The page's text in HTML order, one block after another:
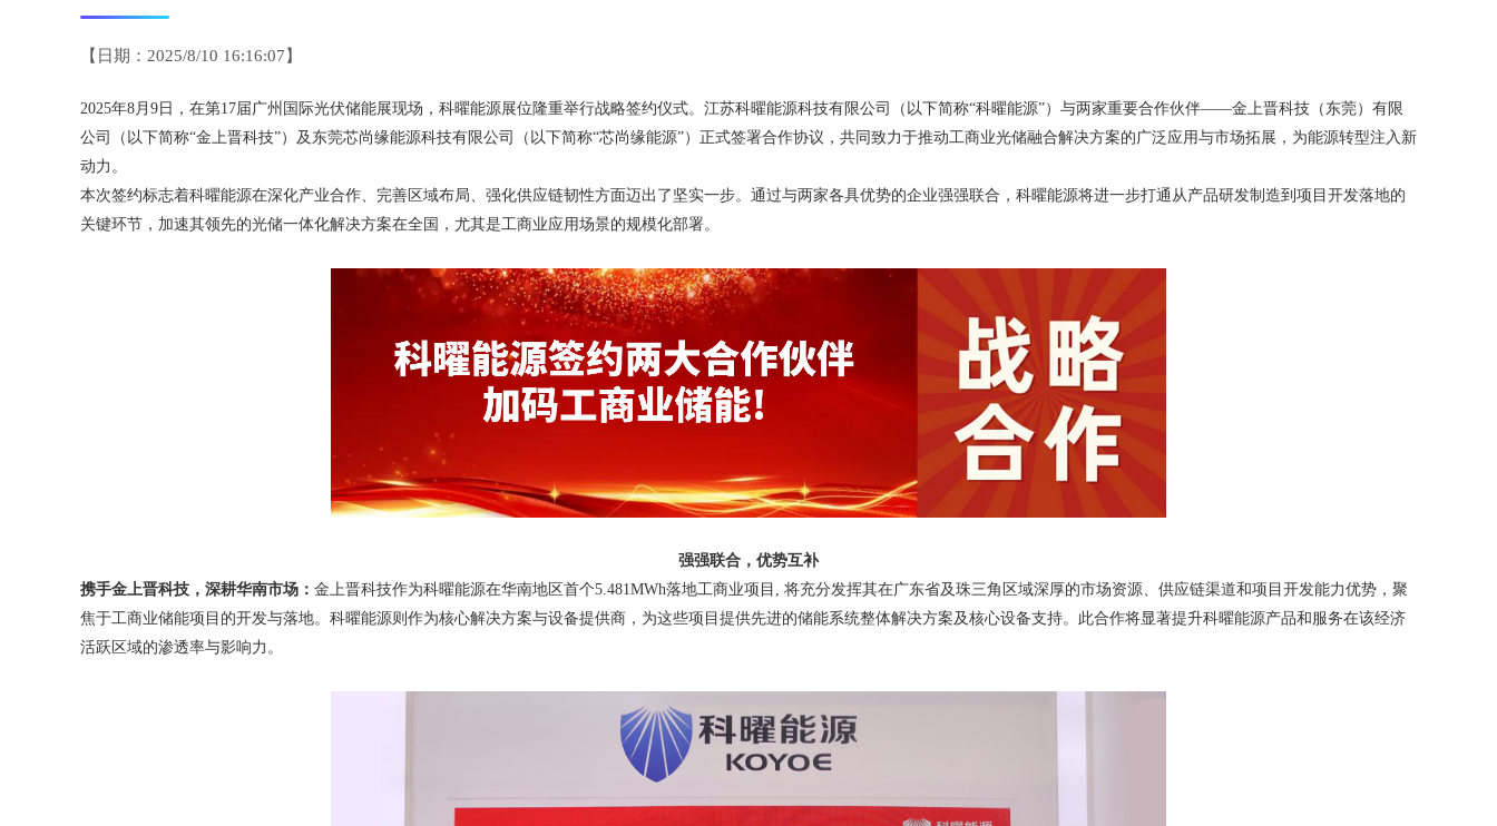
【日期：2025/8/10 16:16:07】
2025年8月9日，在第17届广州国际光伏储能展现场，科曜能源展位隆重举行战略签约仪式。江苏科曜能源科技有限公司（以下简称“科曜能源”）与两家重要合作伙伴——金上晋科技（东莞）有限
公司（以下简称“金上晋科技”）及东莞芯尚缘能源科技有限公司（以下简称“芯尚缘能源”）正式签署合作协议，共同致力于推动工商业光储融合解决方案的广泛应用与市场拓展，为能源转型注入新
动力。
本次签约标志着科曜能源在深化产业合作、完善区域布局、强化供应链韧性方面迈出了坚实一步。通过与两家各具优势的企业强强联合，科曜能源将进一步打通从产品研发制造到项目开发落地的
关键环节，加速其领先的光储一体化解决方案在全国，尤其是工商业应用场景的规模化部署。
强强联合，优势互补
携手金上晋科技，深耕华南市场： 金上晋科技作为科曜能源在华南地区首个5.481MWh落地工商业项目, 将充分发挥其在广东省及珠三角区域深厚的市场资源、供应链渠道和项目开发能力优势，聚
焦于工商业储能项目的开发与落地。科曜能源则作为核心解决方案与设备提供商，为这些项目提供先进的储能系统整体解决方案及核心设备支持。此合作将显著提升科曜能源产品和服务在该经济
活跃区域的渗透率与影响力。